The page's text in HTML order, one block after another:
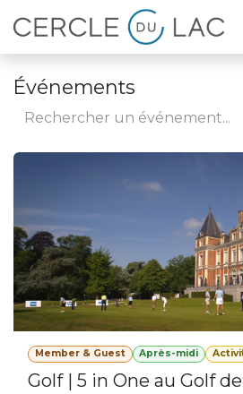
Se rendre au contenu
Événements
Member & Guest Après-midi
Golf | 5 in One au Golf